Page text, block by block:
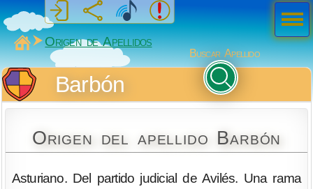
MiSabueso
Origen de Apellidos
Buscar Apellido
Barbón
Origen del apellido Barbón
Asturiano. Del partido judicial de Avilés. Una rama
Men
ú